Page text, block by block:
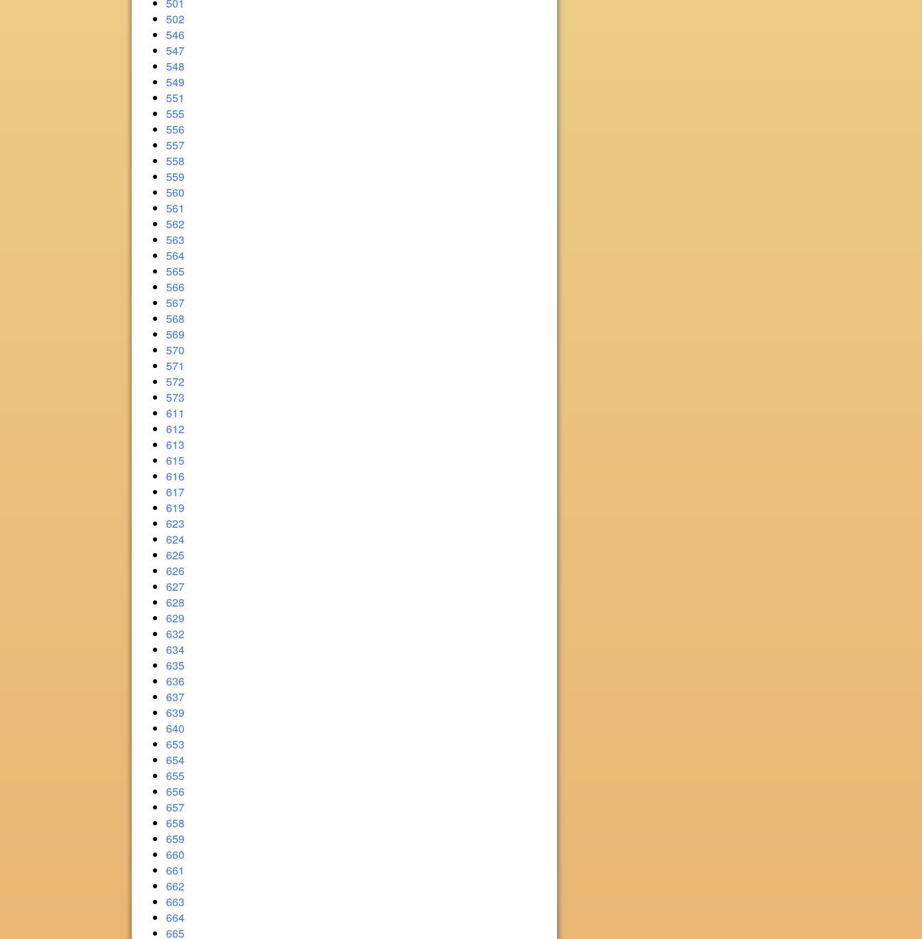
502
546
547
548
549
551
555
556
557
558
559
560
561
562
563
564
565
566
567
568
569
570
571
572
573
611
612
613
615
616
617
619
623
624
625
626
627
628
629
632
634
635
636
637
639
640
653
654
655
656
657
658
659
660
661
662
663
664
665